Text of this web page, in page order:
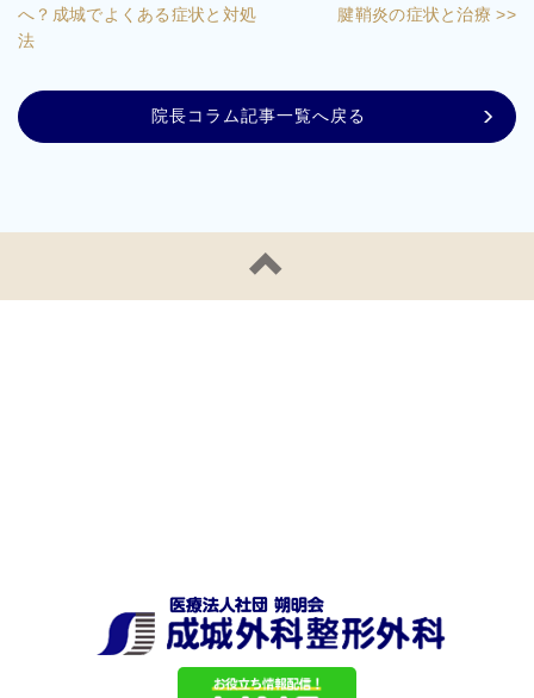
へ？成城でよくある症状と対処
法
腱鞘炎の症状と治療 >>
院長コラム記事一覧へ戻る